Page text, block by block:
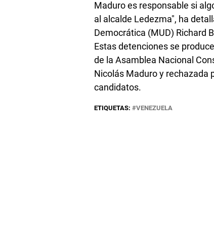
Maduro es responsable si
al alcalde Ledezma", ha
Democrática (MUD) Richard
Estas detenciones se
de la Asamblea Nacional
Nicolás Maduro y rechazada
candidatos.
ETIQUETAS: VENEZUELA